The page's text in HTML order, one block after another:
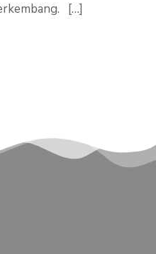
[…]